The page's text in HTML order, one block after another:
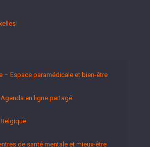
– Espace paramédicale et bien-être
en ligne partagé
Belgique
de santé mentale et mieux-être